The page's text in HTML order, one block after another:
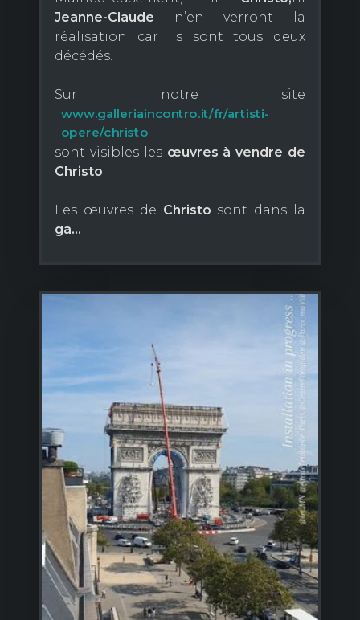
Jeanne-Claude n’en verront la
réalisation car ils sont tous deux
décédés.
Sur notre site
www.galleriaincontro.it/fr/artisti-
opere/christo
sont visibles les œuvres à vendre de
Christo
Les œuvres de Christo sont dans la
ga...